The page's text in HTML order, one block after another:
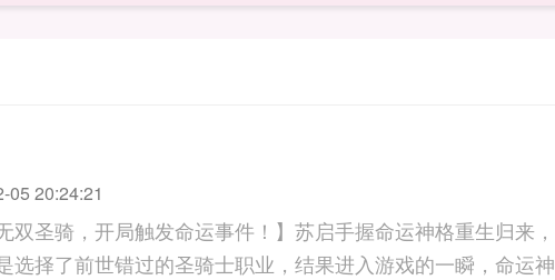
05 20:24:21
双圣骑，开局触发命运事件！】苏启手握命运神格重生归来，
选择了前世错过的圣骑士职业，结果进入游戏的一瞬，命运神